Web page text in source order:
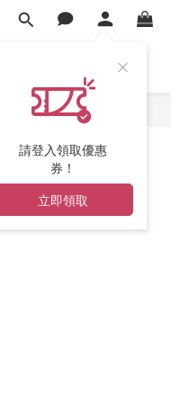
請登入領取優惠
券！
立即領取